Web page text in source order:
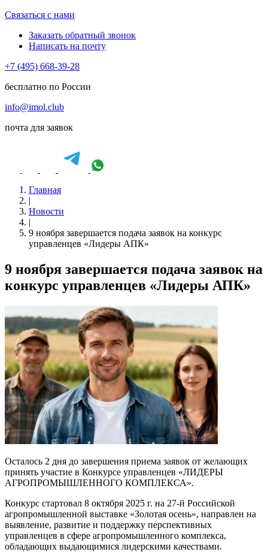
Связаться с нами
Заказать обратный звонок
Написать на почту
+7 (495) 668-39-28
бесплатно по России
info@imol.club
почта для заявок
Главная
|
Новости
|
9 ноября завершается подача заявок на конкурс
управленцев «Лидеры АПК»
9 ноября завершается подача заявок на
конкурс управленцев «Лидеры АПК»
Осталось 2 дня до завершения приема заявок от желающих
принять участие в Конкурсе управленцев «ЛИДЕРЫ
АГРОПРОМЫШЛЕННОГО КОМПЛЕКСА».
Конкурс стартовал 8 октября 2025 г. на 27-й Российской
агропромышленной выставке «Золотая осень», направлен на
выявление, развитие и поддержку перспективных
управленцев в сфере агропромышленного комплекса,
обладающих выдающимися лидерскими качествами.